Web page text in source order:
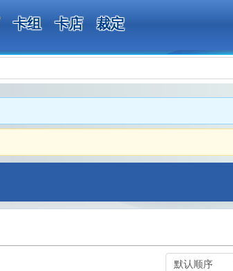
卡组 卡店 裁定
默认顺序